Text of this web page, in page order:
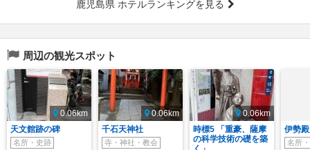
鹿児島県 ホテルランキングを見る
周辺の観光スポット
0.06km
天文館跡の碑
名所・史跡
0.06km
千石天神社
寺・神社・教会
0.06km
時標5 「重豪、薩摩
の科学技術の礎を築
伊勢
名所